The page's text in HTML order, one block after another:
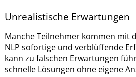
Unrealistische Erwartungen
Manche Teilnehmer kommen mit
NLP sofortige und verblüffende
kann zu falschen Erwartungen
schnelle Lösungen ohne eigene